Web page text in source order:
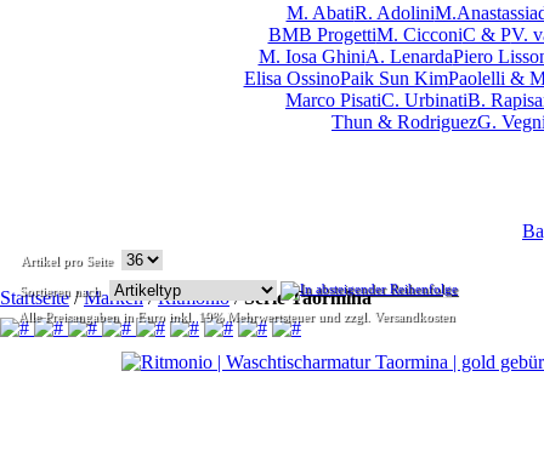
M. AbatiR. Adolini
BMB ProgettiM. CicconiC & PV.
M. Iosa GhiniA. LenardaPiero
Elisa OssinoPaik Sun KimPaolelli &
Marco PisatiC. UrbinatiB.
Thun & RodriguezG.
Startseite /Marken /Ritmonio /Serie Taormina
Sortieren nach
Alle Preisangaben in Euro inkl. 19% Mehrwertsteuer und zzgl. Versandkosten
Artikel pro Seite